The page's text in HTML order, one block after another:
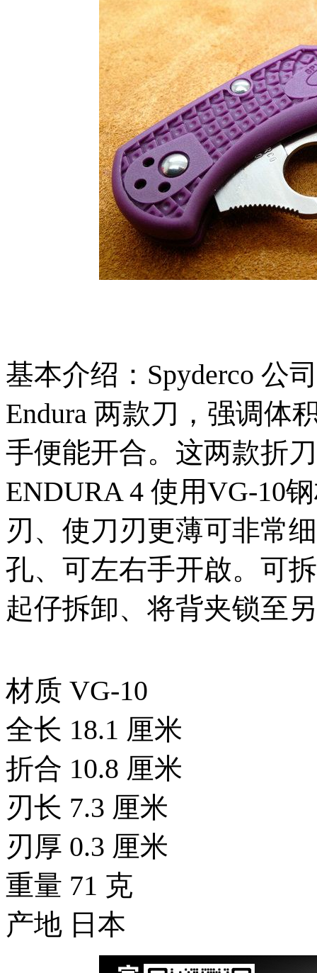
基本介绍：Spyderco 公
Endura 两款刀，强调体
手便能开合。这两款折
ENDURA 4 使用VG-10
刃、使刀刃更薄可非常
孔、可左右手开啟。可
起仔拆卸、将背夹锁至
材质 VG-10
全长 18.1 厘米
折合 10.8 厘米
刃长 7.3 厘米
刃厚 0.3 厘米
重量 71 克
产地 日本